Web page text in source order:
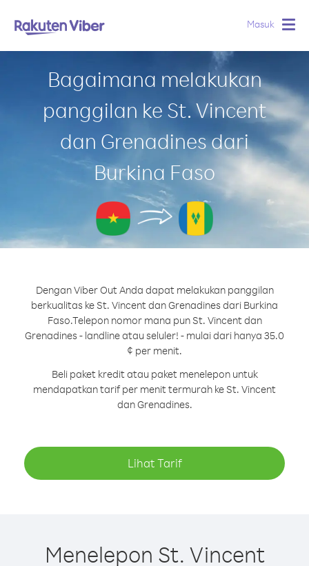
Masuk
Bagaimana melakukan
panggilan ke St. Vincent
dan Grenadines dari
Burkina Faso
Dengan Viber Out Anda dapat melakukan panggilan
berkualitas ke St. Vincent dan Grenadines dari Burkina
Faso.Telepon nomor mana pun St. Vincent dan
Grenadines - landline atau seluler! - mulai dari hanya 35.0
¢ per menit.
Beli paket kredit atau paket menelepon untuk
mendapatkan tarif per menit termurah ke St. Vincent
dan Grenadines.
Lihat Tarif
Menelepon St. Vincent